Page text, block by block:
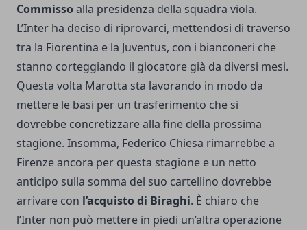
Commisso alla presidenza della squadra viola.
L’Inter ha deciso di riprovarci, mettendosi di traverso
tra la Fiorentina e la Juventus, con i bianconeri che
stanno corteggiando il giocatore già da diversi mesi.
Questa volta Marotta sta lavorando in modo da
mettere le basi per un trasferimento che si
dovrebbe concretizzare alla fine della prossima
stagione. Insomma, Federico Chiesa rimarrebbe a
Firenze ancora per questa stagione e un netto
anticipo sulla somma del suo cartellino dovrebbe
arrivare con l’acquisto di Biraghi. È chiaro che
l’Inter non può mettere in piedi un’altra operazione